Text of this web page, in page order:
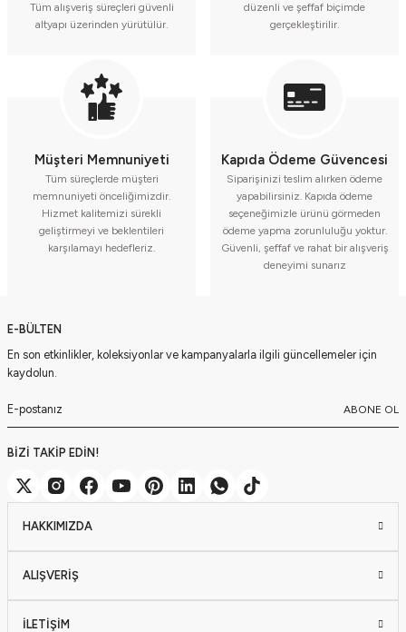
Tüm alışveriş süreçleri güvenli
altyapı üzerinden yürütülür.
düzenli ve şeffaf biçimde
gerçekleştirilir.
Müşteri Memnuniyeti
Tüm süreçlerde müşteri
memnuniyeti önceliğimizdir.
Hizmet kalitemizi sürekli
geliştirmeyi ve beklentileri
karşılamayı hedefleriz.
Kapıda Ödeme Güvencesi
Siparişinizi teslim alırken ödeme
yapabilirsiniz. Kapıda ödeme
seçeneğimizle ürünü görmeden
ödeme yapma zorunluluğu yoktur.
Güvenli, şeffaf ve rahat bir alışveriş
deneyimi sunarız
E-BÜLTEN
En son etkinlikler, koleksiyonlar ve kampanyalarla ilgili güncellemeler için
kaydolun.
ABONE OL
BİZİ TAKİP EDİN!
HAKKIMIZDA
ALIŞVERİŞ
İLETİŞİM